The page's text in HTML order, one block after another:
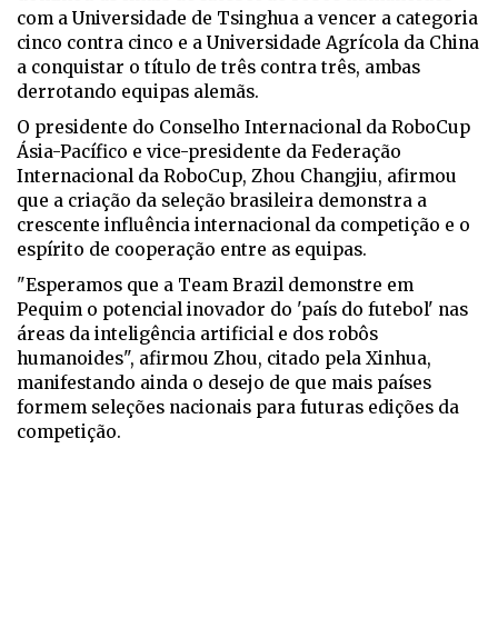
com a Universidade de Tsinghua a vencer a categoria
cinco contra cinco e a Universidade Agrícola da China
a conquistar o título de três contra três, ambas
derrotando equipas alemãs.
O presidente do Conselho Internacional da RoboCup
Ásia-Pacífico e vice-presidente da Federação
Internacional da RoboCup, Zhou Changjiu, afirmou
que a criação da seleção brasileira demonstra a
crescente influência internacional da competição e o
espírito de cooperação entre as equipas.
"Esperamos que a Team Brazil demonstre em
Pequim o potencial inovador do 'país do futebol' nas
áreas da inteligência artificial e dos robôs
humanoides", afirmou Zhou, citado pela Xinhua,
manifestando ainda o desejo de que mais países
formem seleções nacionais para futuras edições da
competição.